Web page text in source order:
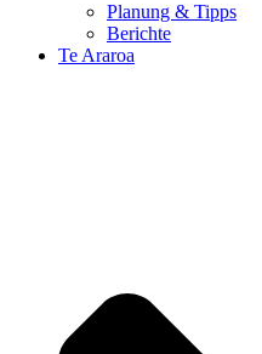
Planung & Tipps
Berichte
Te Araroa